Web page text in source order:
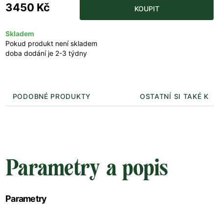
3450 Kč KOUPIT
Skladem
Pokud produkt není skladem
doba dodání je 2-3 týdny
PODOBNÉ PRODUKTY OSTATNÍ SI TAKÉ
Parametry a popis
Parametry